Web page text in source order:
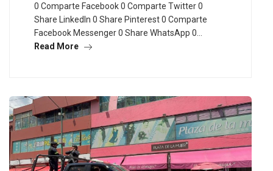
0 Comparte Facebook 0 Comparte Twitter 0
Share LinkedIn 0 Share Pinterest 0 Comparte
Facebook Messenger 0 Share WhatsApp 0…
Read More